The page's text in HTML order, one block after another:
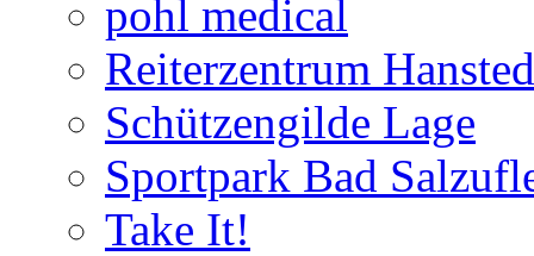
pohl medical
Reiterzentrum
Schützengilde Lage
Sportpark Bad
Take It!